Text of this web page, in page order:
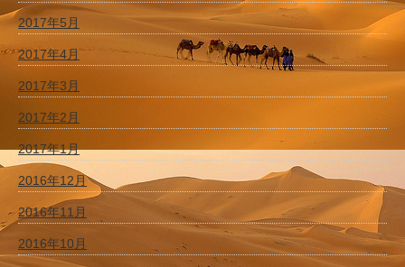
2017年5月
2017年4月
2017年3月
2017年2月
2017年1月
2016年12月
2016年11月
2016年10月